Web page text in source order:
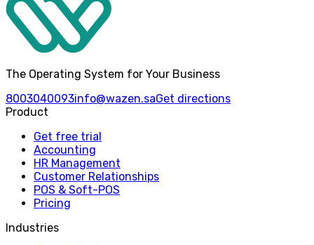
The Operating System for Your Business
8003040093info@wazen.saGet directions
Product
Get free trial
Accounting
HR Management
Customer Relationships
POS & Soft-POS
Pricing
Industries